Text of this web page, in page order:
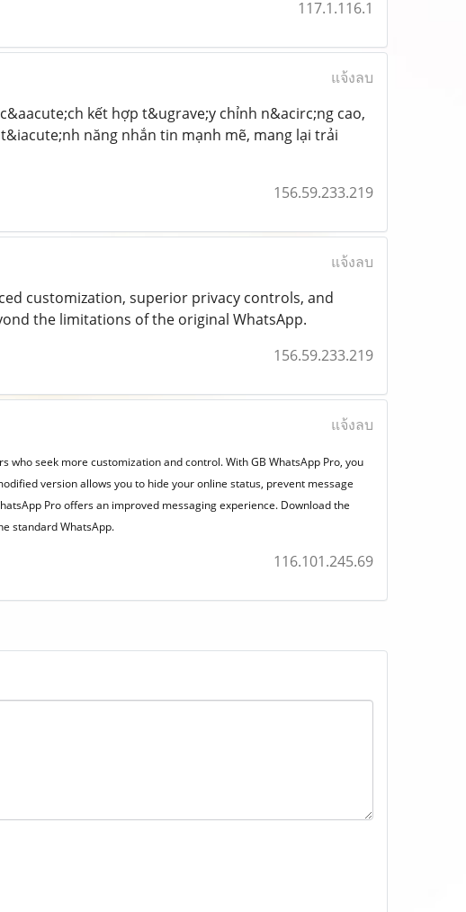
117.1.116.1
แจ้งลบ
kết hợp t&ugrave;y chỉnh n&acirc;ng cao,
năng nhắn tin mạnh mẽ, mang lại trải
156.59.233.219
แจ้งลบ
customization, superior privacy controls, and
the limitations of the original WhatsApp.
156.59.233.219
แจ้งลบ
seek more customization and control. With GB WhatsApp Pro, you
version allows you to hide your online status, prevent message
Pro offers an improved messaging experience. Download the
standard WhatsApp.
116.101.245.69